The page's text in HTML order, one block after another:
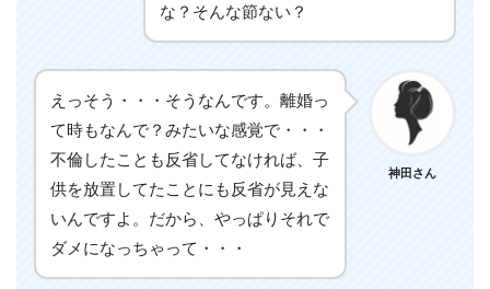
な？そんな節ない？
えっそう・・・そうなんです。離婚っ
て時もなんで？みたいな感覚で・・・
不倫したことも反省してなければ、子
供を放置してたことにも反省が見えな
いんですよ。だから、やっぱりそれで
ダメになっちゃって・・・
神田さん